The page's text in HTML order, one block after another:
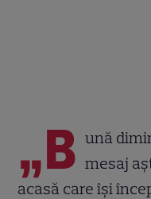
„B ună
mesaj
acasă care își